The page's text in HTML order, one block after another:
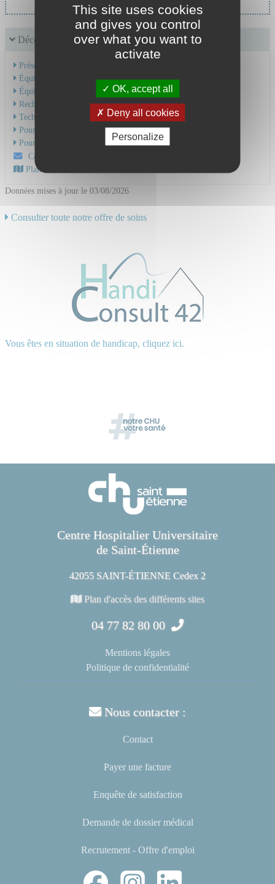
Découvrir le service
Présentation de l'activité
Équipe Médicale
Équipe Soignante
Recherche & Enseignement
Technique et soins
Pour une hospitalisation
Pour une consultation
Contactez-nous par mail
Plan d'accès au CHU
Données mises à jour le 03/08/2026
Consulter toute notre offre de soins
Vous êtes en situation de handicap, cliquez ici.
Centre Hospitalier Universitaire
de Saint-Étienne
42055 SAINT-ÉTIENNE Cedex 2
Plan d'accès des différents sites
04 77 82 80 00
Mentions légales
Politique de confidentialité
Nous contacter :
Contact
Payer une facture
Enquête de satisfaction
Demande de dossier médical
Recrutement - Offre d'emploi
This site uses cookies
and gives you control
over what you want to
activate
OK, accept all
Deny all cookies
Personalize